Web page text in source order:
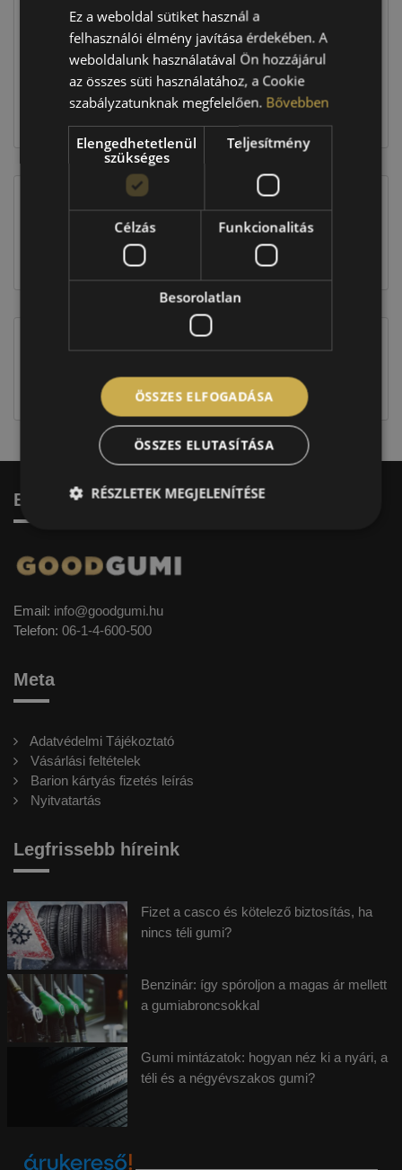
50 360 Ft
EU-s abroncscímke
Figyelem a feltüntetett címke adatok tájékoztató
címkével ellátott abroncs kerül kiszállításra.
Elérhetőség
Email: info@goodgumi.hu
Telefon: 06-1-4-600-500
Meta
Adatvédelmi Tájékoztató
Vásárlási feltételek
Barion kártyás fizetés leírás
Nyitvatartás
Legfrissebb híreink
Fizet a casco és kötelező biztosítás, ha
nincs téli gumi?
Benzinár: így spóroljon a magas ár mellett
a gumiabroncsokkal
Gumi mintázatok: hogyan néz ki a nyári, a
téli és a négyévszakos gumi?
Ez a weboldal sütiket használ a
felhasználói élmény javítása érdekében. A
weboldalunk használatával Ön hozzájárul
az összes süti használatához, a Cookie
szabályzatunknak megfelelően. Bővebben
Elengedhetetlenül
szükséges
Teljesítmény
Célzás Funkcionalitás
Besorolatlan
ÖSSZES ELFOGADÁSA
ÖSSZES ELUTASÍTÁSA
RÉSZLETEK MEGJELENÍTÉSE